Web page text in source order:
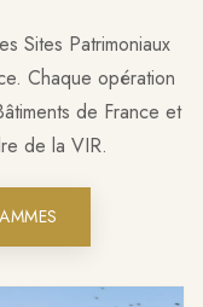
Sites Patrimoniaux
Chaque opération
de France et
de la VIR.